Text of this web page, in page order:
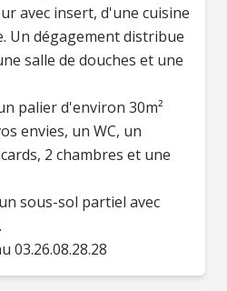
avec insert, d'une cuisine
Un dégagement distribue
salle de douches et une
palier d'environ 30m²
envies, un WC, un
2 chambres et une
sous-sol partiel avec
03.26.08.28.28